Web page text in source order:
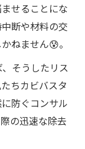
せることにな
断や材料の交
ねません😰。
そうしたリス
ちカビバスタ
防ぐコンサル
の迅速な除去